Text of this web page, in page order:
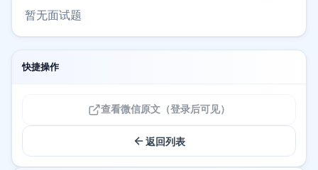
暂无面试题
快捷操作
查看微信原文（登录后可见）
返回列表